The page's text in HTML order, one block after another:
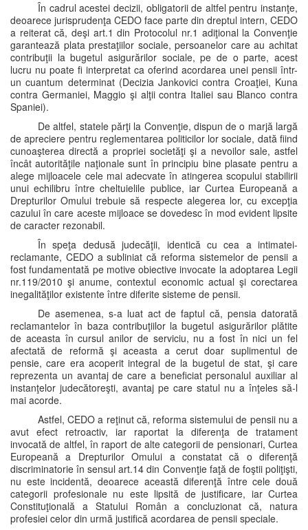
În cadrul acestei decizii, obligatorii de altfel pentru instanţe,
deoarece jurisprudenţa CEDO face parte din dreptul intern, CEDO
a reiterat că, deşi art.1 din Protocolul nr.1 adiţional la Convenţie
garantează plata prestaţiilor sociale, persoanelor care au achitat
contribuţii la bugetul asigurărilor sociale, pe de o parte, acest
lucru nu poate fi interpretat ca oferind acordarea unei pensii într-
un cuantum determinat (Decizia Jankovici contra Croaţiei, Kuna
contra Germaniei, Maggio şi alţii contra Italiei sau Blanco contra
Spaniei).
De altfel, statele părţi la Convenţie, dispun de o marjă largă
de apreciere pentru reglementarea politicilor lor sociale, dată fiind
cunoaşterea directă a propriei societăţi şi a nevoilor sale, astfel
încât autorităţile naţionale sunt în principiu bine plasate pentru a
alege mijloacele cele mai adecvate în atingerea scopului stabilirii
unui echilibru între cheltuielile publice, iar Curtea Europeană a
Drepturilor Omului trebuie să respecte alegerea lor, cu excepţia
cazului în care aceste mijloace se dovedesc în mod evident lipsite
de caracter rezonabil.
În speţa dedusă judecăţii, identică cu cea a intimatei-
reclamante, CEDO a subliniat că reforma sistemelor de pensii a
fost fundamentată pe motive obiective invocate la adoptarea Legii
nr.119/2010 şi anume, contextul economic actual şi corectarea
inegalităţilor existente între diferite sisteme de pensii.
De asemenea, s-a luat act de faptul că, pensia datorată
reclamantelor în baza contribuţiilor la bugetul asigurărilor plătite
de aceasta în cursul anilor de serviciu, nu a fost în nici un fel
afectată de reformă şi aceasta a cerut doar suplimentul de
pensie, care era acoperit integral de la bugetul de stat, şi care
reprezenta un avantaj de care a beneficiat personalul auxiliar al
instanţelor judecătoreşti, avantaj pe care statul nu a înţeles să-l
mai acorde.
Astfel, CEDO a reţinut că, reforma sistemului de pensii nu a
avut efect retroactiv, iar raportat la diferenţa de tratament
invocată de altfel, în raport de alte categorii de pensionari, Curtea
Europeană a Drepturilor Omului a constatat că o diferenţă
discriminatorie în sensul art.14 din Convenţie faţă de foştii poliţişti,
nu este incidentă, deoarece această diferenţă între cele două
categorii profesionale nu este lipsită de justificare, iar Curtea
Constituţională a Statului Român a concluzionat că, natura
profesiei celor din urmă justifică acordarea de pensii speciale.